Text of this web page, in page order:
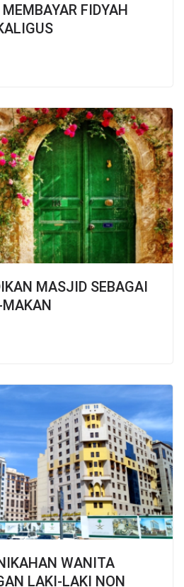
FIDYAH
MASJID SEBAGAI
WANITA
LAKI-LAKI NON